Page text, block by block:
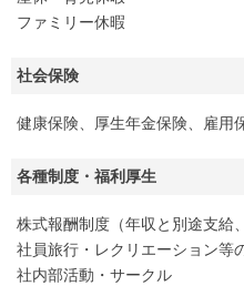
ファミリー休暇
社会保険
健康保険、厚生年金保険、雇用
各種制度・福利厚生
株式報酬制度（年収と別途支給
社員旅行・レクリエーション等
社内部活動・サークル